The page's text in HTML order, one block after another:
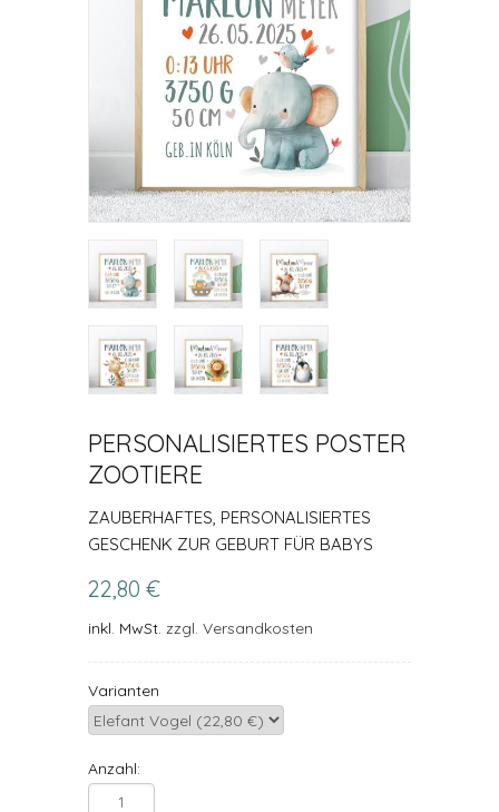
PERSONALISIERTES POSTER
ZOOTIERE
ZAUBERHAFTES, PERSONALISIERTES
GESCHENK ZUR GEBURT FÜR BABYS
22,80 €
inkl. MwSt. zzgl. Versandkosten
Varianten
Anzahl: